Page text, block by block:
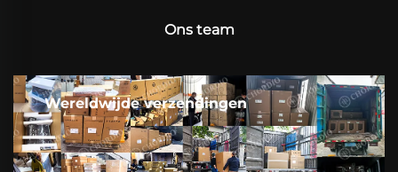
Ons team
Wereldwijde verzendingen